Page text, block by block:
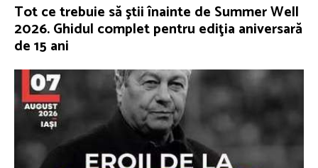
Tot ce trebuie să ştii înainte de Summer Well
2026. Ghidul complet pentru ediţia aniversară
de 15 ani